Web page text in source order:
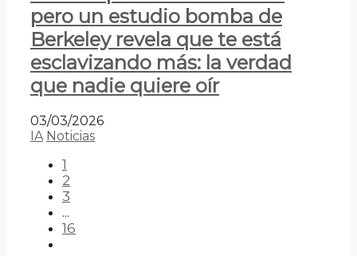
pero un estudio bomba de
Berkeley revela que te está
esclavizando más: la verdad
que nadie quiere oír
03/03/2026
IA Noticias
1
2
3
...
16